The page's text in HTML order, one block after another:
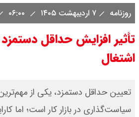
روزنامه ۷ اردیبهشت ۱۴۰۵
تأثیر افزایش حداقل دستمزد
اشتغال
تعیین حداقل دستمزد، یکی از مهم‌ترین
سیاست‌گذاری در بازار کار است؛ اما